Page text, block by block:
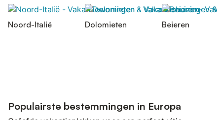
Noord-Italië Dolomieten Beieren
Populairste bestemmingen in Europa